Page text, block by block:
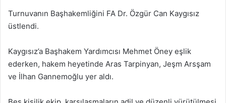
Turnuvanın Başhakemliğini FA Dr. Özgür Can Kaygısız
üstlendi.
Kaygısız’a Başhakem Yardımcısı Mehmet Öney eşlik
ederken, hakem heyetinde Aras Tarpinyan, Jeşm Arsşam
ve İlhan Gannemoğlu yer aldı.